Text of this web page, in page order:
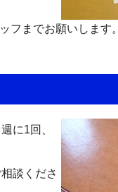
フまでお願いします。
に1回、
談くださ